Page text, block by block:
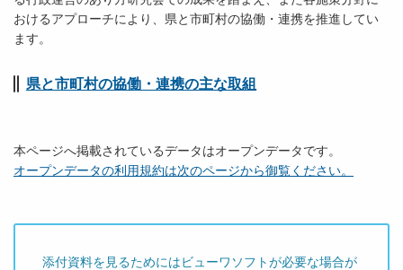
おけるアプローチにより、県と市町村の協働・連携を推進してい
ます。
県と市町村の協働・連携の主な取組
本ページへ掲載されているデータはオープンデータです。
オープンデータの利用規約は次のページから御覧ください。
添付資料を見るためにはビューワソフトが必要な場合が